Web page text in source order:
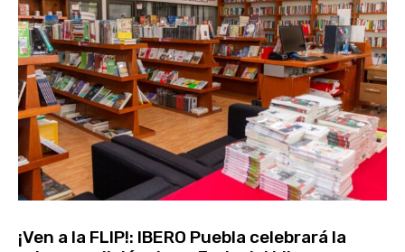
¡Ven a la FLIP!: IBERO Puebla celebrará la